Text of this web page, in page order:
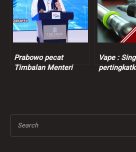
Prabowo pecat
Timbalan Menteri
Vape :
Search